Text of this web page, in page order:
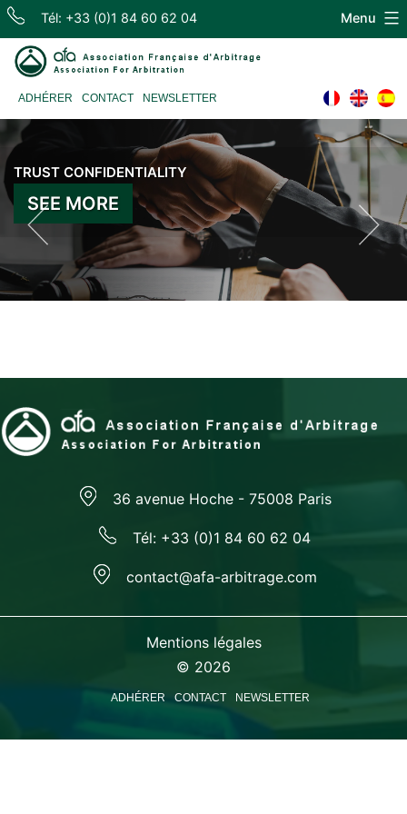
Skip
content
Tél: +33 (0)1 84 60 62 04
d'Arbitrage
ADHÉRER CONTACT NEWSLETTER
Menu
TRUST CONFIDENTIALITY
SEE MORE
36 avenue Hoche - 75008 Paris
Tél: +33 (0)1 84 60 62 04
contact@afa-arbitrage.com
Mentions légales
© 2026
ADHÉRER CONTACT NEWSLETTER